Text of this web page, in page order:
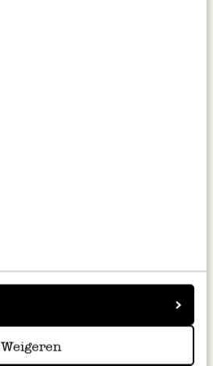
Weigeren
Teesieb mit breitem Rand,
rostfreier Stahl